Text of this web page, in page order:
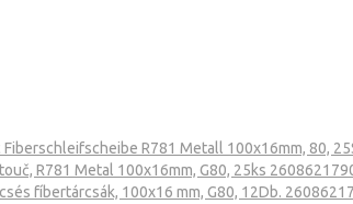
Fiberschleifscheibe R781 Metall 100x16mm, 80,
R781 Metal 100x16mm, G80, 25ks
fíbertárcsák, 100x16 mm, G80, 12Db.